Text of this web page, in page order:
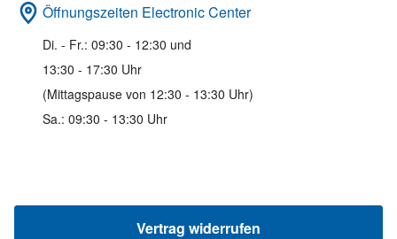
Öffnungszeiten Electronic Center
Di. - Fr.: 09:30 - 12:30 und
13:30 - 17:30 Uhr
(Mittagspause von 12:30 - 13:30 Uhr)
Sa.: 09:30 - 13:30 Uhr
Vertrag widerrufen